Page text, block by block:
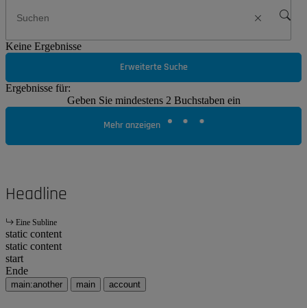
Keine Ergebnisse
Erweiterte Suche
Ergebnisse für:
Geben Sie mindestens 2 Buchstaben ein
Mehr anzeigen
Headline
Eine Subline
static content
static content
start
Ende
main:another main account